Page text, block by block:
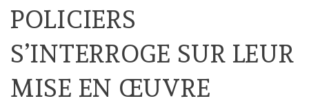
POLICIERS
S’INTERROGE SUR LEUR
MISE EN ŒUVRE